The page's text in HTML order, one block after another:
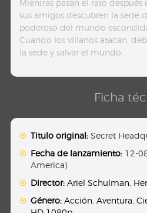
Mientras pasan el rato después
sus amigos descubren la sede
poderoso del mundo
Cuando los villanos atacan,
la sede y salvar el mundo.
Ficha
Titulo original: Secret
Fecha de lanzamiento: 12-
America)
Director: Ariel Schulman
Género: Acción ,Aventura ,